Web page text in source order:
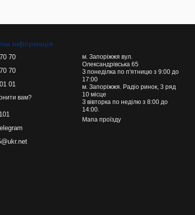
інформація
70
70
01
вам?
м. Запоріжжя вул.
Олександрівська 65
З понеділка по п'ятницю з 9:00 до
17:00
м. Запоріжжя. Радіо ринок, 3 ряд
10 місце
З вівторка по неділю з 8:00 до
14:00.
Мапа проїзду